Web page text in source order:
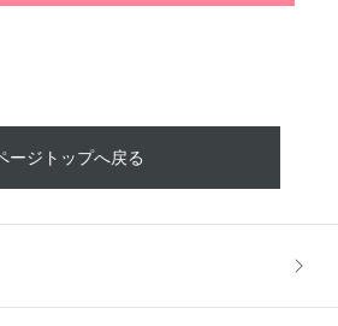
ージトップへ戻る